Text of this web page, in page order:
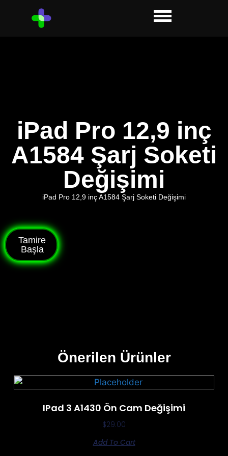
iPad Pro 12,9 inç
A1584 Şarj Soketi
Değişimi
iPad Pro 12,9 inç A1584 Şarj Soketi Değişimi
Tamire
Başla
Önerilen Ürünler
IPad 3 A1430 Ön Cam Değişimi
$29.00
Add To Cart